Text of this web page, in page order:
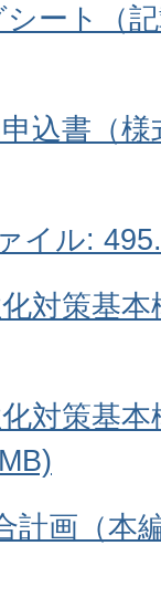
ート（
込書（
イル:
対策基
対策基
計画（本